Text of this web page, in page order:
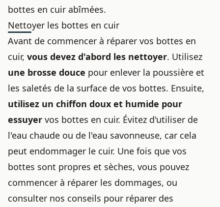
bottes en cuir abîmées.
Nettoyer les bottes en cuir
Avant de commencer à réparer vos bottes en
cuir, vous devez d'abord les nettoyer. Utilisez
une brosse douce pour enlever la poussière et
les saletés de la surface de vos bottes. Ensuite,
utilisez un chiffon doux et humide pour
essuyer vos bottes en cuir. Évitez d'utiliser de
l'eau chaude ou de l'eau savonneuse, car cela
peut endommager le cuir. Une fois que vos
bottes sont propres et sèches, vous pouvez
commencer à réparer les dommages, ou
consulter nos conseils pour réparer des